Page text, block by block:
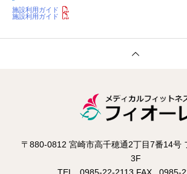
施設利用ガイド
施設利用ガイド
〒880-0812 宮崎市高千穂通2丁目7番14号
3F